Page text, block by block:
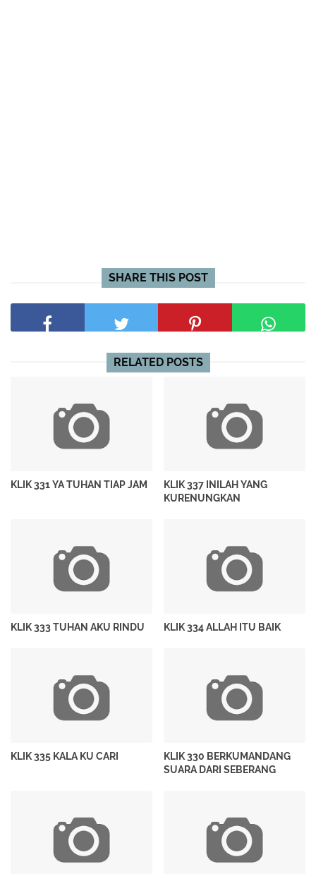
SHARE THIS POST
RELATED POSTS
KLIK 331 YA TUHAN TIAP JAM
KLIK 337 INILAH YANG
KURENUNGKAN
KLIK 333 TUHAN AKU RINDU KLIK 334 ALLAH ITU BAIK
KLIK 335 KALA KU CARI
KLIK 330 BERKUMANDANG
SUARA DARI SEBERANG